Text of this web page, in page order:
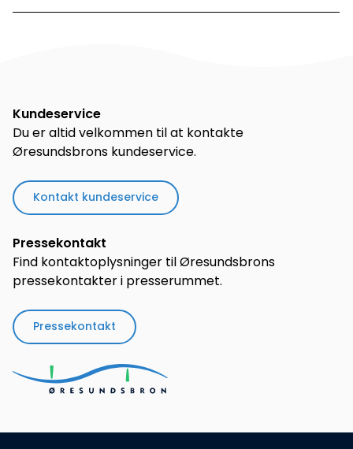
Kundeservice
Du er altid velkommen til at kontakte
Øresundsbrons kundeservice.
Kontakt kundeservice
Pressekontakt
Find kontaktoplysninger til Øresundsbrons
pressekontakter i presserummet.
Pressekontakt